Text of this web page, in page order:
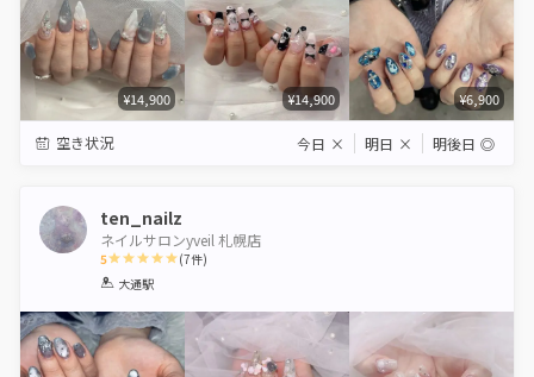
¥14,900 ¥14,900 ¥6,900
空き状況 今日 × 明日 × 明後日 ◎
ten_nailz
ネイルサロンyveil 札幌店
5
1 2 3 4
(7件)
大通駅